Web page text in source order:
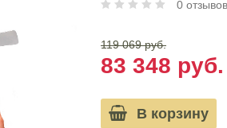
0 отзывов
119 069 руб.
83 348 руб.
В корзину